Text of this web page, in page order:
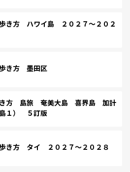
き方 ハワイ島 ２０２７～２０２
き方 墨田区
方 島旅 奄美大島 喜界島 加計
１） ５訂版
き方 タイ ２０２７～２０２８